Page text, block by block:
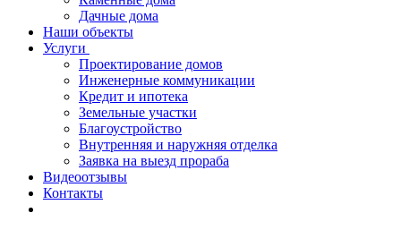
Дачные дома
Наши объекты
Услуги
Проектирование домов
Инженерные коммуникации
Кредит и ипотека
Земельные участки
Благоустройство
Внутренняя и наружняя отделка
Заявка на выезд прораба
Видеоотзывы
Контакты